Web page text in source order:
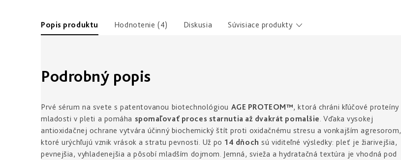
Popis produktu Hodnotenie (4) Diskusia Súvisiace produkty
Podrobný popis
Prvé sérum na svete s patentovanou biotechnológiou AGE PROTEOM™, ktorá chráni kľúčové proteíny
mladosti v pleti a pomáha spomaľovať proces starnutia až dvakrát pomalšie . Vďaka vysokej
antioxidačnej ochrane vytvára účinný biochemický štít proti oxidačnému stresu a vonkajším agresorom,
ktoré urýchľujú vznik vrások a stratu pevnosti. Už po 14 dňoch sú viditeľné výsledky: pleť je žiarivejšia,
pevnejšia, vyhladenejšia a pôsobí mladším dojmom. Jemná, svieža a hydratačná textúra je vhodná pod